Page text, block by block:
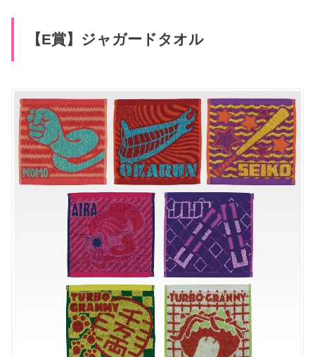
【E賞】ジャガードタオル